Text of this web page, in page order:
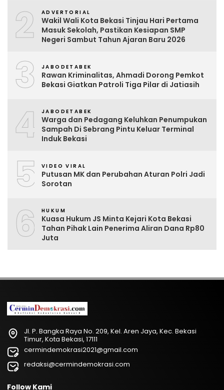
2 ADVERTORIAL
Wakil Wali Kota Bekasi Tinjau Hari Pertama
Masuk Sekolah, Pastikan Kesiapan SMP
Negeri Sambut Tahun Ajaran Baru 2026
3 JABODETABEK
Rawan Kriminalitas, Ahmadi Dorong Pemkot
Bekasi Giatkan Patroli Tiga Pilar di Jatiasih
4 JABODETABEK
Warga dan Pedagang Keluhkan Penumpukan
Sampah Di Sebrang Pintu Keluar Terminal
Induk Bekasi
5 VIDEO VIRAL
Putusan MK dan Perubahan Aturan Polri Jadi
Sorotan
6 HUKUM
Kuasa Hukum JS Minta Kejari Kota Bekasi
Tahan Pihak Lain Penerima Aliran Dana Rp80
Juta
Jl. P. Bangka Raya No. 209, Kel. Aren Jaya, Kec. Bekasi
Timur, Kota Bekasi, 17111
cermindemokrasi2021@gmail.com
redaksi@cermindemokrasi.com
Follow Kami